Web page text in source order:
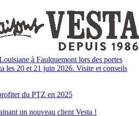
à Faulquemont lors des portes
les 20 et 21 juin 2026. Visite et conseils
du PTZ en 2025
un nouveau client Vesta !